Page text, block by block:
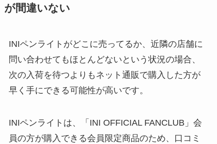
が間違いない
INIペンライトがどこに売ってるか、近隣の店舗に
問い合わせてもほとんどないという状況の場合、
次の入荷を待つよりもネット通販で購入した方が
早く手にできる可能性が高いです。
INIペンライトは、「INI OFFICIAL FANCLUB」会
員の方が購入できる会員限定商品のため、口コミ